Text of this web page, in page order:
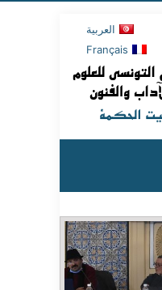
العربية
Français